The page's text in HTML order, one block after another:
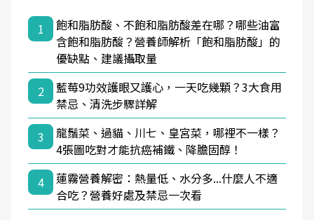
1
飽和脂肪酸、不飽和脂肪酸差在哪？哪些油富
含飽和脂肪酸？營養師解析「飽和脂肪酸」的
優缺點、建議攝取量
2
藍莓9功效護眼又護心，一天吃幾顆？3大食用
禁忌、清洗步驟詳解
3
龍鬚菜、過貓、川七、皇宮菜，哪裡不一樣？
4張圖吃對才能抗癌補鐵、降膽固醇！
4
蓮霧營養解密：熱量低、水分多...什麼人不適
合吃？營養好處及禁忌一次看